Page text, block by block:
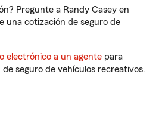
Pregunte a Randy Casey en
una cotización de seguro de
electrónico a un agente para
seguro de vehículos recreativos.